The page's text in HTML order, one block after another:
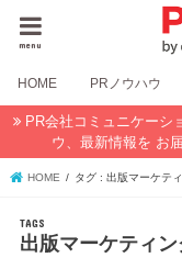
menu
HOME PRノウハウ
PR会社コミュニケーシ
ウ、最新情報を お
HOME タグ : 出版マーケテ
出版マーケティン